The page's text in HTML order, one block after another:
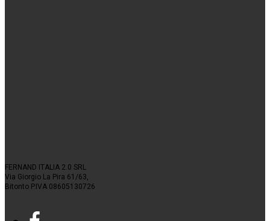
FERNAND ITALIA 2.0 SRL
Via Giorgio La Pira 61/63,
Bitonto P.IVA 08605130726